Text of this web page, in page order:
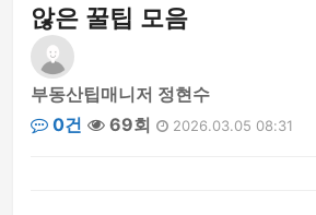
않은 꿀팁 모음
부동산팁매니저 정현수
0건
69회 2026.03.05 08:31